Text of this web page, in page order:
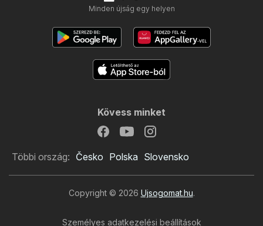
Minden újság egy helyen
Kövess minket
Többi ország: Česko Polska Slovensko
Copyright © 2026 Ujsogomat.hu.
Személyes adatkezelési beállítások